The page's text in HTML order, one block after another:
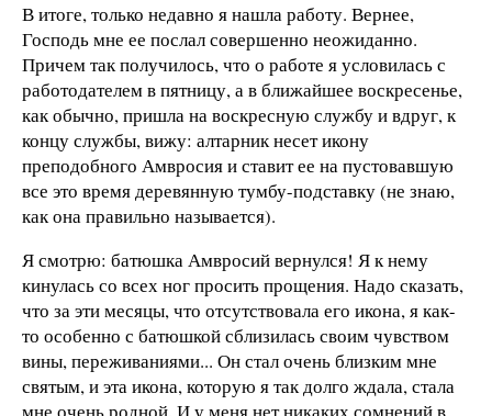
В итоге, только недавно я нашла работу. Вернее,
Господь мне ее послал совершенно неожиданно.
Причем так получилось, что о работе я условилась с
работодателем в пятницу, а в ближайшее воскресенье,
как обычно, пришла на воскресную службу и вдруг, к
концу службы, вижу: алтарник несет икону
преподобного Амвросия и ставит ее на пустовавшую
все это время деревянную тумбу-подставку (не знаю,
как она правильно называется).
Я смотрю: батюшка Амвросий вернулся! Я к нему
кинулась со всех ног просить прощения. Надо сказать,
что за эти месяцы, что отсутствовала его икона, я как-
то особенно с батюшкой сблизилась своим чувством
вины, переживаниями... Он стал очень близким мне
святым, и эта икона, которую я так долго ждала, стала